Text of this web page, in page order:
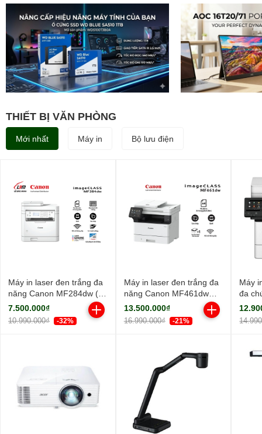
THIẾT BỊ VĂN PHÒNG
Mới nhất Máy in Bộ lưu điện
Máy in laser đen trắng đa
năng Canon MF284dw (In
đảo mặt| Copy| Scan| ADF
A4| A5| USB| LAN| WIFI)
7.500.000₫
10.990.000₫ -32%
Máy in laser đen trắng đa
năng Canon MF461dw
(NK)
13.500.000₫
16.990.000₫ -21%
Máy
đa